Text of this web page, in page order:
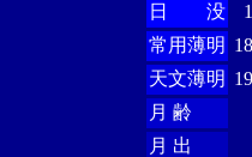
日 没
常用薄明
天文薄明
月 齢
月 出